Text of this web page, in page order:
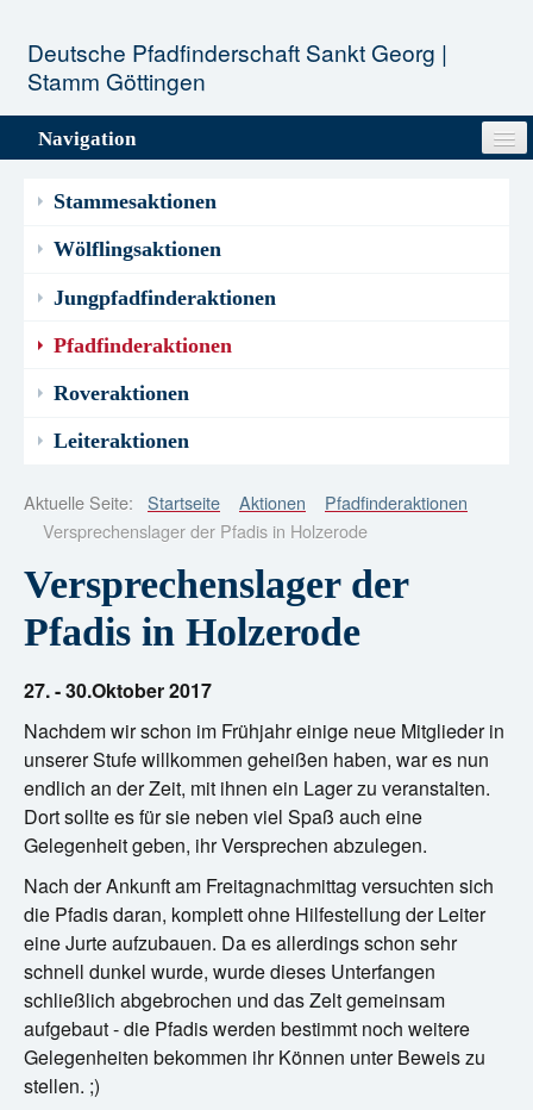
Deutsche Pfadfinderschaft Sankt Georg |
Stamm Göttingen
Navigation
Stufen
Aktionen
Infopool
Stammesaktionen
Wölflingsaktionen
Jungpfadfinderaktionen
Pfadfinderaktionen
Roveraktionen
Leiteraktionen
Aktuelle Seite: Startseite Aktionen
Pfadfinderaktionen
Versprechenslager der Pfadis in Holzerode
Versprechenslager der
Pfadis in Holzerode
27. - 30.Oktober 2017
Nachdem wir schon im Frühjahr einige neue Mitglieder in
unserer Stufe willkommen geheißen haben, war es nun
endlich an der Zeit, mit ihnen ein Lager zu veranstalten.
Dort sollte es für sie neben viel Spaß auch eine
Gelegenheit geben, ihr Versprechen abzulegen.
Nach der Ankunft am Freitagnachmittag versuchten sich
die Pfadis daran, komplett ohne Hilfestellung der Leiter
eine Jurte aufzubauen. Da es allerdings schon sehr
schnell dunkel wurde, wurde dieses Unterfangen
schließlich abgebrochen und das Zelt gemeinsam
aufgebaut - die Pfadis werden bestimmt noch weitere
Gelegenheiten bekommen ihr Können unter Beweis zu
stellen. ;)